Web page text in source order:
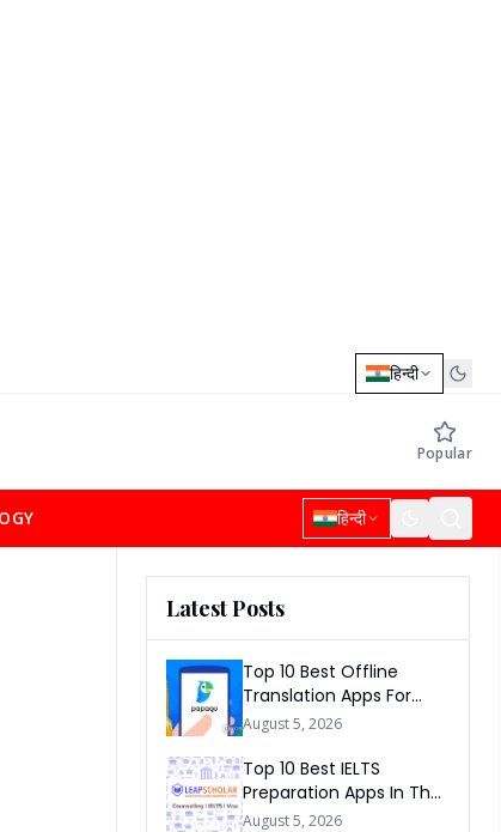
हिन्दी
Popular
हिन्दी
Latest Posts
Top 10 Best Offline
Translation Apps For
Travel In 2026
August 5, 2026
Top 10 Best IELTS
Preparation Apps In The
World 2026
August 5, 2026